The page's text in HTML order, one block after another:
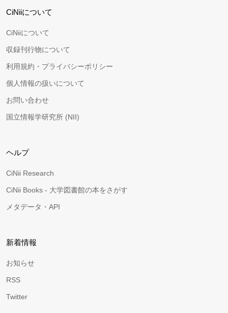
CiNiiについて
CiNiiについて
収録刊行物について
利用規約・プライバシーポリシー
個人情報の扱いについて
お問い合わせ
国立情報学研究所 (NII)
ヘルプ
CiNii Research
CiNii Books - 大学図書館の本をさがす
メタデータ・API
新着情報
お知らせ
RSS
Twitter